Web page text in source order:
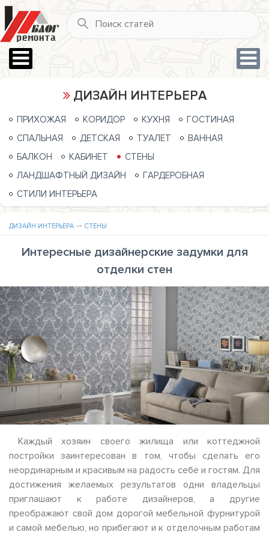
ДИЗАЙН ИНТЕРЬЕРА
ПРИХОЖАЯ КОРИДОР КУХНЯ
ГОСТИНАЯ
СПАЛЬНАЯ
ДЕТСКАЯ ТУАЛЕТ
ВАННАЯ
БАЛКОН
КАБИНЕТ
СТЕНЫ
ЛАНДШАФТНЫЙ ДИЗАЙН
ГАРДЕРОБНАЯ
СТИЛИ ИНТЕРЬЕРА
ДИЗАЙН ИНТЕРЬЕРА СТЕНЫ
Интересные дизайнерские задумки для
отделки стен
Каждый хозяин своего жилища или коттеджной
постройки заинтересован в том, чтобы сделать его
неординарным и красивым на радость себе и гостям. Для
достижения желаемых результатов одни владельцы
приглашают к работе дизайнеров, а другие
преображают свой дом дорогой мебельной фурнитурой
и самой мебелью, но прибегают и к отделочным работам